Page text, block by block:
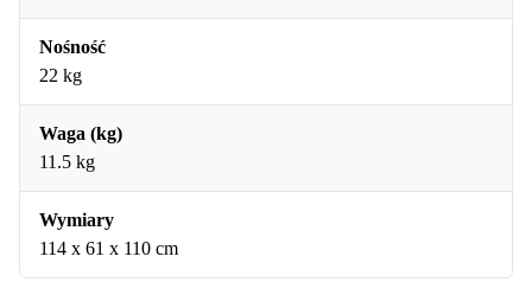
Nośność
22 kg
Waga (kg)
11.5 kg
Wymiary
114 x 61 x 110 cm